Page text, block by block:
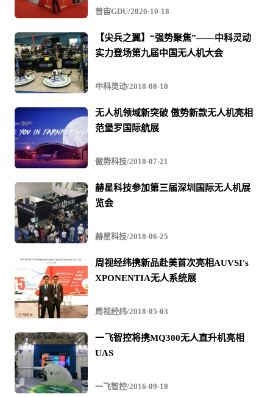
普宙GDU/2020-10-18
【尖兵之翼】“强势聚焦”——中科灵动
实力登场第九届中国无人机大会
中科灵动/2018-08-10
无人机领域新突破 傲势新款无人机亮相
范堡罗国际航展
傲势科技/2018-07-21
赫星科技参加第三届深圳国际无人机展
览会
赫星科技/2018-06-25
周视经纬携新品赴美首次亮相AUVSI's
XPONENTIA无人系统展
周视经纬/2018-05-03
一飞智控将携MQ300无人直升机亮相
UAS
一飞智控/2016-09-18